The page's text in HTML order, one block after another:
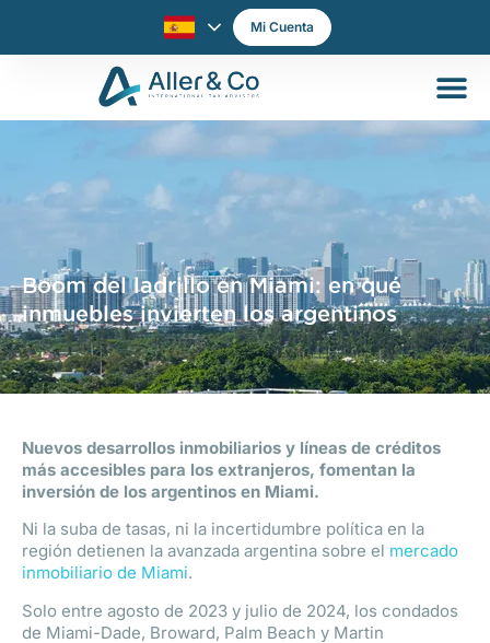
Mi Cuenta
Boom del ladrillo en Miami: en qué
inmuebles invierten los argentinos
Nuevos desarrollos inmobiliarios y líneas de créditos
más accesibles para los extranjeros, fomentan la
inversión de los argentinos en Miami.
Ni la suba de tasas, ni la incertidumbre política en la
región detienen la avanzada argentina sobre el mercado
inmobiliario de Miami.
Solo entre agosto de 2023 y julio de 2024, los condados
de Miami-Dade, Broward, Palm Beach y Martin